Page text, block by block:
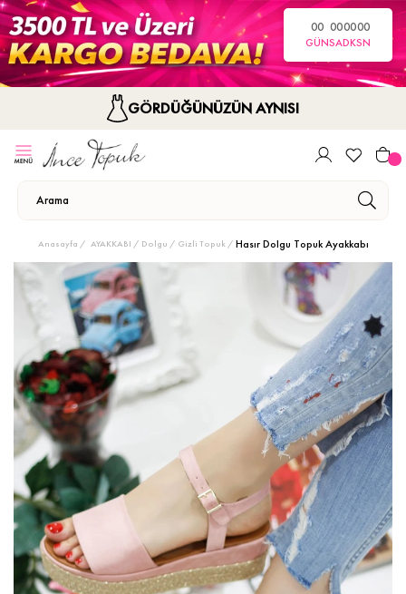
00
GÜN
00
SA
00
DK
00
SN
GÖRDÜĞÜNÜZÜN AYNISI
Anasayfa AYAKKABI Dolgu / Gizli Topuk Hasır Dolgu Topuk Ayakkabı